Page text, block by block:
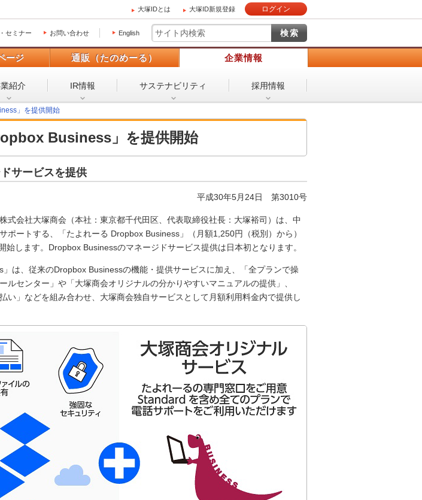
大塚IDとは 大塚ID新規登録 ログイン
セミナー お問い合わせ English
ージ 通販（たのめーる） 企業情報
紹介 IR情報 サステナビリティ 採用情報
」を提供開始
Business」を提供開始
サービスを提供
平成30年5月24日 第3010号
式会社大塚商会（本社：東京都千代田区、代表取締役社長：大塚裕司）は、中
ポートする、「たよれーる Dropbox Business」（月額1,250円（税別）から）
始します。Dropbox Businessのマネージドサービス提供は日本初となります。
」は、従来のDropbox Businessの機能・提供サービスに加え、「全プランで操
ルセンター」や「大塚商会オリジナルの分かりやすいマニュアルの提供」、
い」などを組み合わせ、大塚商会独自サービスとして月額利用料金内で提供し